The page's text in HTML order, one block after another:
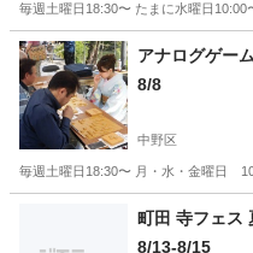
毎週土曜日18:30〜 たまに水曜日
東京 中野区 新中野駅
アナログゲー
8/8
中野区
毎週土曜日18:30〜 月・水・金曜日
地域/お祭り
町田 寺フェス
8/13-8/15